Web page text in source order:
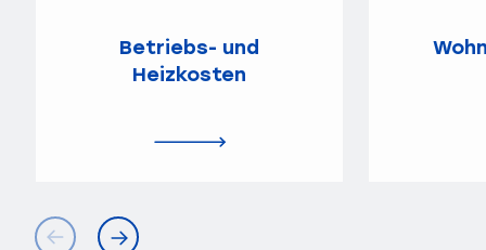
Betriebs- und
Heizkosten